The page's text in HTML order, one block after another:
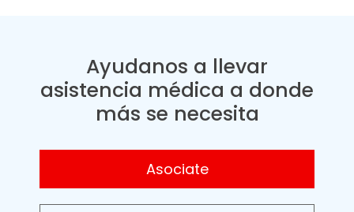
Ayudanos a llevar
asistencia médica a donde
más se necesita
Asociate